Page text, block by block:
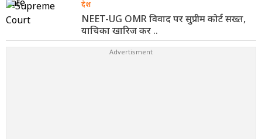
देश
NEET-UG OMR विवाद पर सुप्रीम कोर्ट सख्त,
याचिका खारिज कर ..